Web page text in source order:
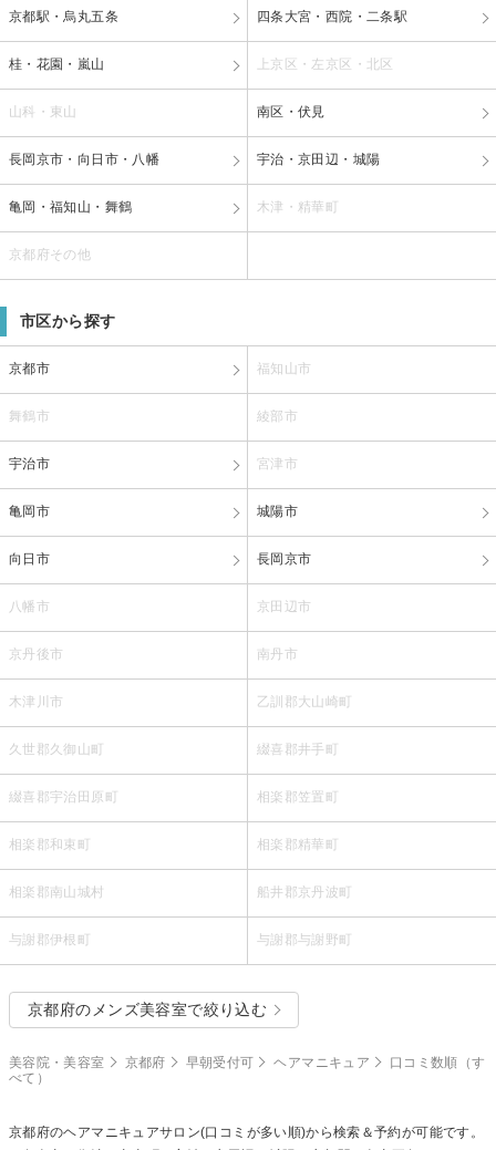
京都駅・烏丸五条 四条大宮・西院・二条駅
桂・花園・嵐山 上京区・左京区・北区
山科・東山 南区・伏見
長岡京市・向日市・八幡 宇治・京田辺・城陽
亀岡・福知山・舞鶴 木津・精華町
京都府その他
市区から探す
京都市 福知山市
舞鶴市 綾部市
宇治市 宮津市
亀岡市 城陽市
向日市 長岡京市
八幡市 京田辺市
京丹後市 南丹市
木津川市 乙訓郡大山崎町
久世郡久御山町 綴喜郡井手町
綴喜郡宇治田原町 相楽郡笠置町
相楽郡和束町 相楽郡精華町
相楽郡南山城村 船井郡京丹波町
与謝郡伊根町 与謝郡与謝野町
京都府のメンズ美容室で絞り込む
美容院・美容室 京都府 早朝受付可 ヘアマニキュア
口コミ数順（す
べて）
京都府のヘアマニキュアサロン(口コミが多い順)から検索＆予約が可能です。